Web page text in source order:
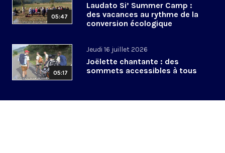
05:47
Laudato Si’ Summer Camp :
des vacances au rythme de la
conversion écologique
05:17
Jeudi 16 juillet 2026
Joëlette chantante : des
sommets accessibles à tous